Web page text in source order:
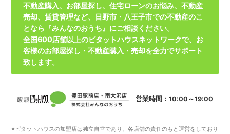
不動産購入、お部屋探し、住宅ローンのお悩み、不動産
売却、賃貸管理など、日野市・八王子市での不動産のこ
となら『みんなのおうち』にご相談ください。
全国600店舗以上のピタットハウスネットワークで、お
客様のお部屋探し・不動産購入・売却を全力でサポート
致します。
営業時間：10:00～19:00
※ピタットハウスの加盟店は独立自営であり、各店舗の責任のもと運営をしており